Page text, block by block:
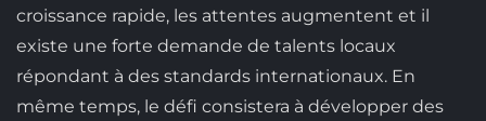
croissance rapide, les attentes augmentent et il
existe une forte demande de talents locaux
répondant à des standards internationaux. En
même temps, le défi consistera à développer des